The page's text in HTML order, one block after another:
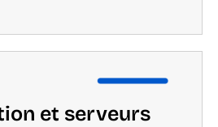
et serveurs